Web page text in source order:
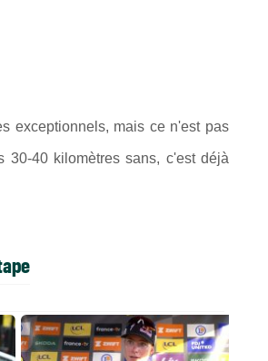
exceptionnels, mais ce n'est pas
40 kilomètres sans, c'est déjà